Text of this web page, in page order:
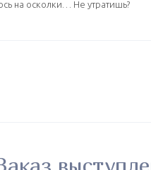
на осколки… Не утратишь?